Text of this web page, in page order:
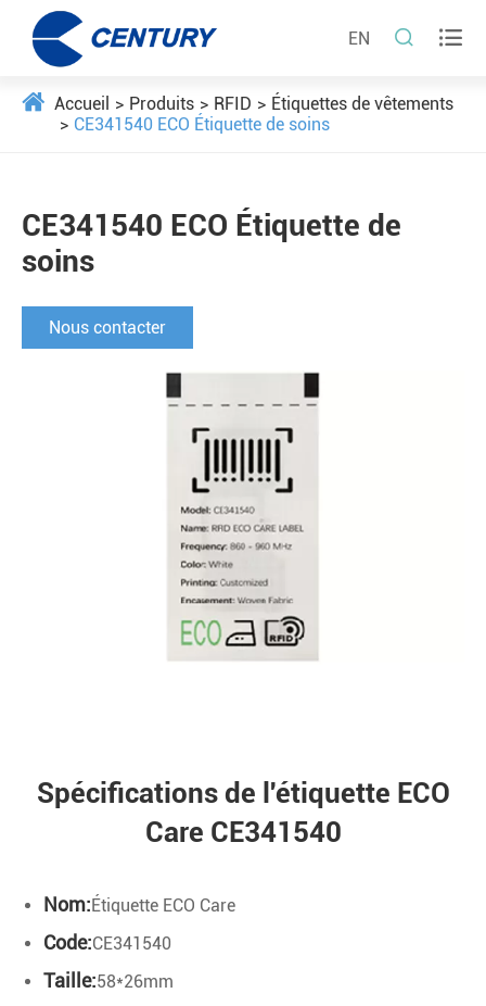
EN  
Accueil Produits RFID
Étiquettes de vêtements
CE341540 ECO Étiquette de soins
CE341540 ECO Étiquette de
soins
Nous contacter
Spécifications de l'étiquette ECO
Care CE341540
Nom: Étiquette ECO Care
Code:CE341540
Taille:58*26mm